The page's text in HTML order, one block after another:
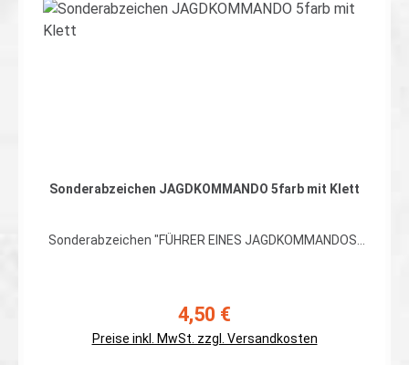
In den Warenkorb
Sonderabzeichen JAGDKOMMANDO 5farb mit Klett
Sonderabzeichen "FÜHRER EINES JAGDKOMMANDOS"
ein Patch. Erhältlich auch ohne Klett auf der Rückseite
Regulärer Preis:
4,50 €
Preise inkl. MwSt. zzgl. Versandkosten